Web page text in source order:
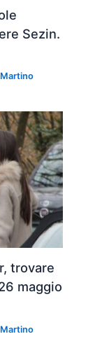
Sezin.
trovare
maggio